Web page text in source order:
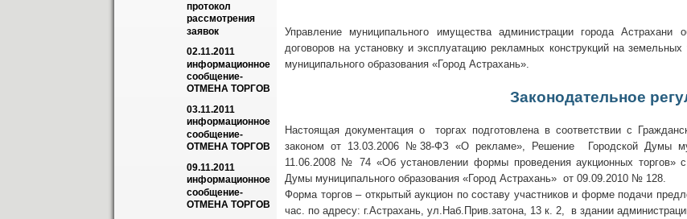
протокол
рассмотрения
заявок
02.11.2011
информационное
сообщение-
ОТМЕНА ТОРГОВ
03.11.2011
информационное
сообщение-
ОТМЕНА ТОРГОВ
09.11.2011
информационное
сообщение-
ОТМЕНА ТОРГОВ
Управление муниципального имущества администрации города
договоров на установку и эксплуатацию рекламных конструкций на
муниципального образования «Город Астрахань».
Законодательное
Настоящая документация о торгах подготовлена в соответствии с
законом от 13.03.2006 №38-ФЗ «О рекламе», Решение Городской Думы
11.06.2008 № 74 «Об установлении формы проведения аукционных торгов»
Думы муниципального образования «Город Астрахань» от 09.09.2010 № 128.
Форма торгов – открытый аукцион по составу участников и форме подачи
час. по адресу: г.Астрахань, ул.Наб.Прив.затона, 13 к. 2, в здании